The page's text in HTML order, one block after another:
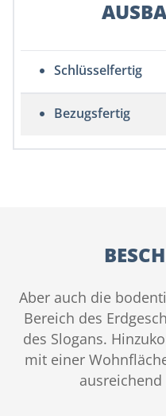
Schlüsselfertig
Bezugsfertig
Aber auch die
Bereich des
des Slogans.
mit einer